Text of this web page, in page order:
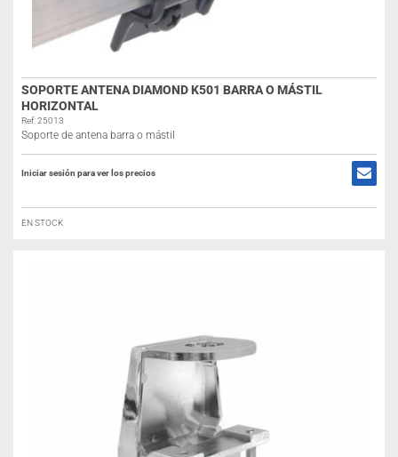
SOPORTE ANTENA DIAMOND K501 BARRA O MÁSTIL
HORIZONTAL
Ref: 25013
Soporte de antena barra o mástil
Iniciar sesión para ver los precios
EN STOCK